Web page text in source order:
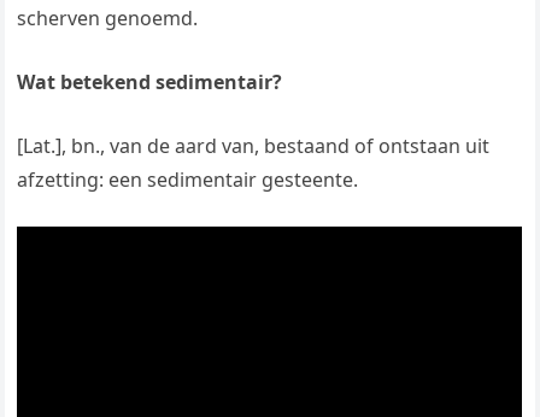
scherven genoemd.
Wat betekend sedimentair?
[Lat.], bn., van de aard van, bestaand of ontstaan uit
afzetting: een sedimentair gesteente.